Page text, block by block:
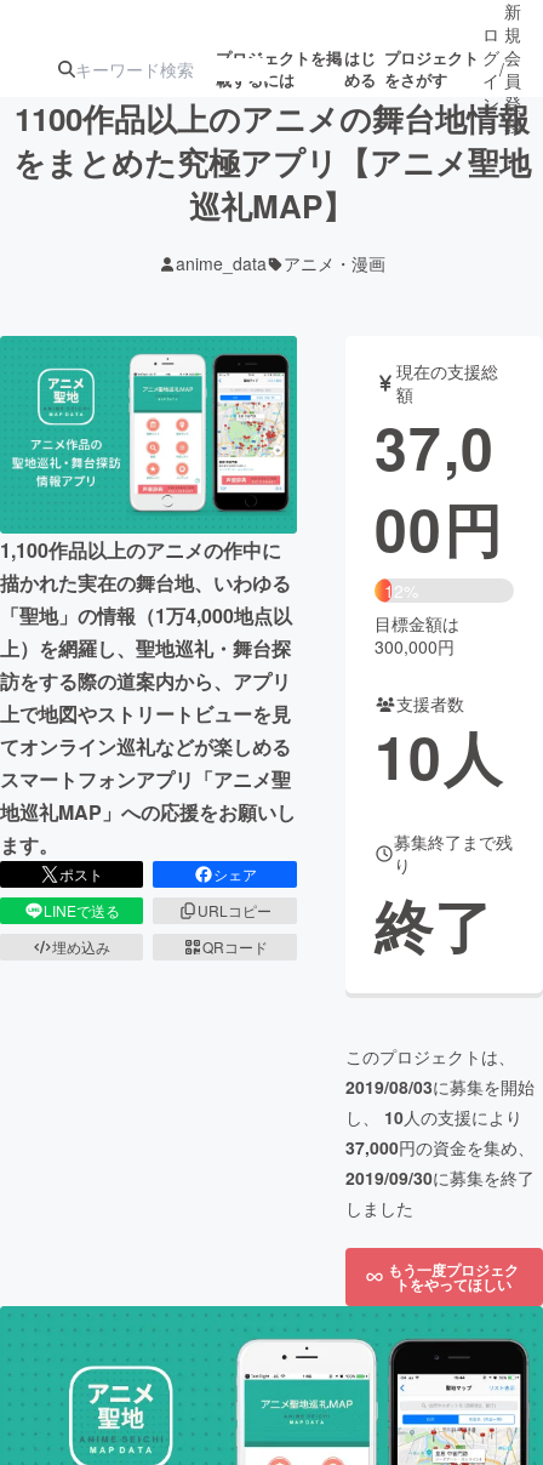
プロジェクトを掲
載するには
はじ
める
プロジェクト
をさがす
注目の新着プロ募集終了が近いプ
テクノロジー・ガジェット
映像・映画 書籍・雑誌
ビジネス・起業 チャレンジ
まちづくり・地域活性化
CAMPFIRE for Social Good
CAMPFIRE Creation
CAMPFIREふるさと納税machi-ya コミュニティ
ロ
グ
イ
ン
/
新
規
会
員
登
録
1100作品以上のアニメの舞台地情報
をまとめた究極アプリ【アニメ聖地
巡礼MAP】
anime_data アニメ・漫画
1,100作品以上のアニメの作中に
描かれた実在の舞台地、いわゆる
「聖地」の情報（1万4,000地点以
上）を網羅し、聖地巡礼・舞台探
訪をする際の道案内から、アプリ
上で地図やストリートビューを見
てオンライン巡礼などが楽しめる
スマートフォンアプリ「アニメ聖
地巡礼MAP」への応援をお願いし
ます。
ポスト
シェア
LINEで送る
URLコピー
埋め込み
QRコード
現在の支援総
額
37,0
00円
12%
目標金額は
300,000円
支援者数
10人
募集終了まで残
り
終了
このプロジェクトは、
2019/08/03に募集を開始
し、 10人の支援により
37,000円の資金を集め、
2019/09/30に募集を終了
しました
もう一度プロジェク
トをやってほしい